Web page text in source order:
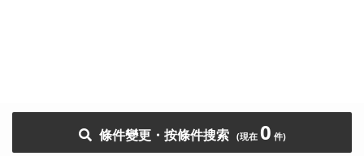
條件變更・按條件搜索 0